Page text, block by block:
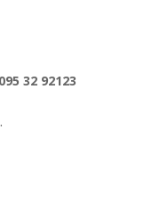
32 92123